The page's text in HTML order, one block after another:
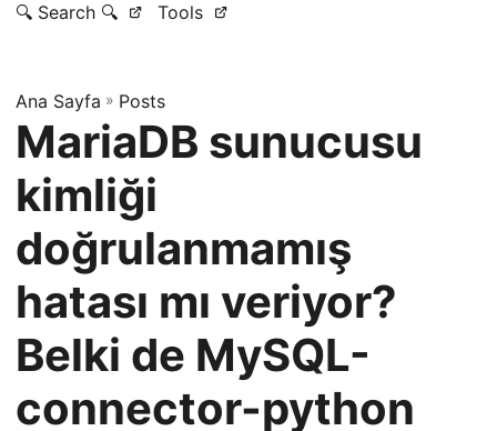
🔍 Search 🔍 Tools
Ana Sayfa » Posts
MariaDB sunucusu
kimliği
doğrulanmamış
hatası mı veriyor?
Belki de MySQL-
connector-python